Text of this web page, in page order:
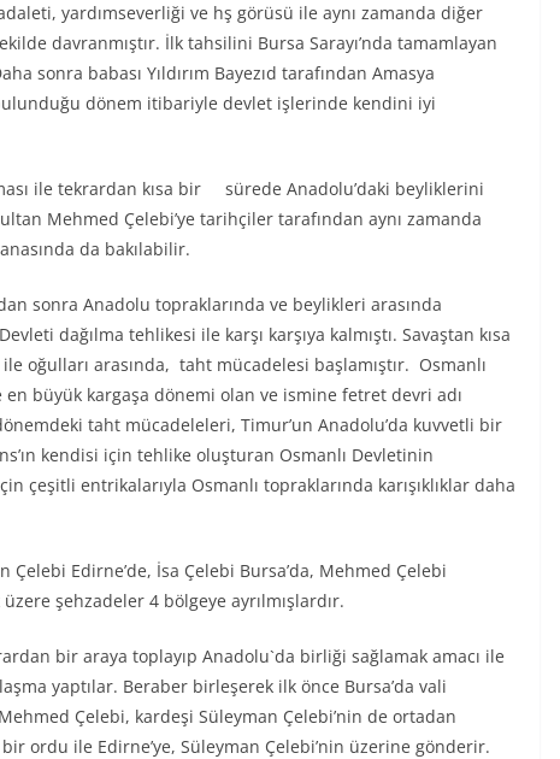
yardımseverliği ve hş görüsü ile aynı zamanda diğer
davranmıştır. İlk tahsilini Bursa Sarayı’nda tamamlayan
sonra babası Yıldırım Bayezıd tarafından Amasya
dönem itibariyle devlet işlerinde kendini iyi
ile tekrardan kısa bir sürede Anadolu’daki beyliklerini
Mehmed Çelebi’ye tarihçiler tarafından aynı zamanda
da bakılabilir.
sonra Anadolu topraklarında ve beylikleri arasında
dağılma tehlikesi ile karşı karşıya kalmıştı. Savaştan kısa
oğulları arasında, taht mücadelesi başlamıştır. Osmanlı
büyük kargaşa dönemi olan ve ismine fetret devri adı
taht mücadeleleri, Timur’un Anadolu’da kuvvetli bir
kendisi için tehlike oluşturan Osmanlı Devletinin
çeşitli entrikalarıyla Osmanlı topraklarında karışıklıklar daha
Edirne’de, İsa Çelebi Bursa’da, Mehmed Çelebi
şehzadeler 4 bölgeye ayrılmışlardır.
bir araya toplayıp Anadolu`da birliği sağlamak amacı ile
yaptılar. Beraber birleşerek ilk önce Bursa’da vali
Çelebi, kardeşi Süleyman Çelebi’nin de ortadan
ordu ile Edirne’ye, Süleyman Çelebi’nin üzerine gönderir.